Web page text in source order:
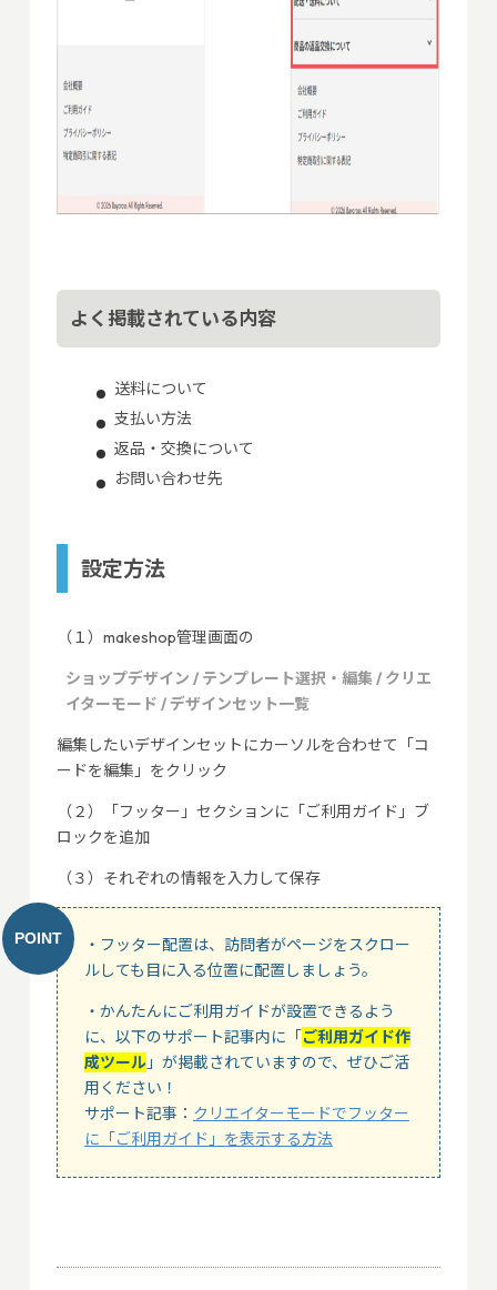
よく掲載されている内容
送料について
支払い方法
返品・交換について
お問い合わせ先
設定方法
（１）makeshop管理画面の
ショップデザイン / テンプレート選択・編集 / クリエ
イターモード / デザインセット一覧
編集したいデザインセットにカーソルを合わせて「コ
ードを編集」をクリック
（２）「フッター」セクションに「ご利用ガイド」ブ
ロックを追加
（３）それぞれの情報を入力して保存
・フッター配置は、訪問者がページをスクロー
ルしても目に入る位置に配置しましょう。
・かんたんにご利用ガイドが設置できるよう
に、以下のサポート記事内に「ご利用ガイド作
成ツール」が掲載されていますので、ぜひご活
用ください！
サポート記事： クリエイターモードでフッター
に「ご利用ガイド」を表示する方法